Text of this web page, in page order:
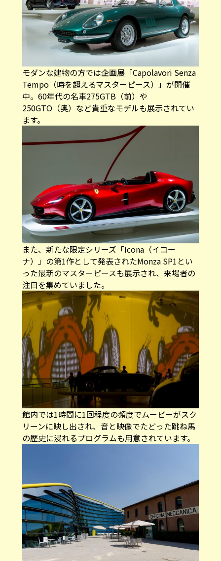
モダンな建物の方では企画展「Capolavori Senza
Tempo（時を超えるマスターピース）」が開催
中。60年代の名車275GTB（前）や
250GTO（奥）など貴重なモデルも展示されてい
ます。
また、新たな限定シリーズ「Icona（イコー
ナ）」の第1作として発表されたMonza SP1とい
った最新のマスターピースも展示され、来場者の
注目を集めていました。
館内では1時間に1回程度の頻度でムービーがスク
リーンに映し出され、音と映像でたどった跳ね馬
の歴史に浸れるプログラムも用意されています。